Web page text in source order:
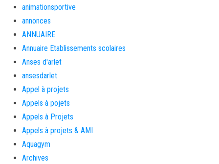
animationsportive
annonces
ANNUAIRE
Annuaire Etablissements scolaires
Anses d'arlet
ansesdarlet
Appel à projets
Appels à pojets
Appels à Projets
Appels à projets & AMI
Aquagym
Archives